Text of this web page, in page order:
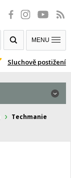
Sluchově postižení
MENU
Techmanie